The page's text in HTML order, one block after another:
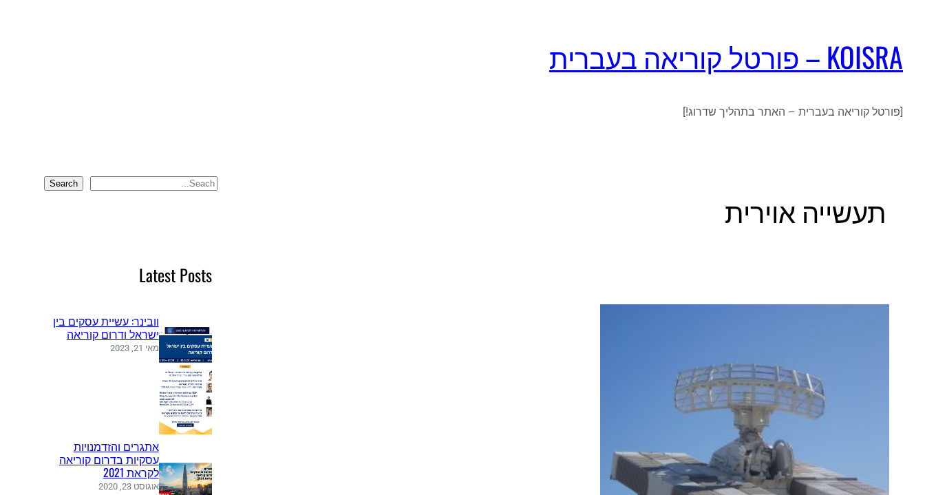
KOISRA – פורטל קוריאה בעברית
[פורטל קוריאה בעברית – האתר בתהליך שדרוג!]
תעשייה אוירית
S
Search
Latest Posts
וובינר: עשיית עסקים בין
ישראל ודרום קוריאה
מאי 21, 2023
אתגרים והזדמנויות
עסקיות בדרום קוריאה
לקראת 2021
אוגוסט 23, 2020